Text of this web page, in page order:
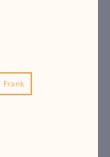
Frank